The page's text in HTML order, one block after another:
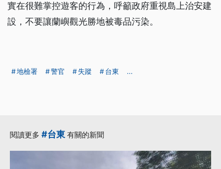
實在很難掌控遊客的行為，呼籲政府重視島上治安建
設，不要讓蘭嶼觀光勝地被毒品污染。
地檢署 警官 失蹤 台東 ...
閱讀更多 #台東有關的新聞